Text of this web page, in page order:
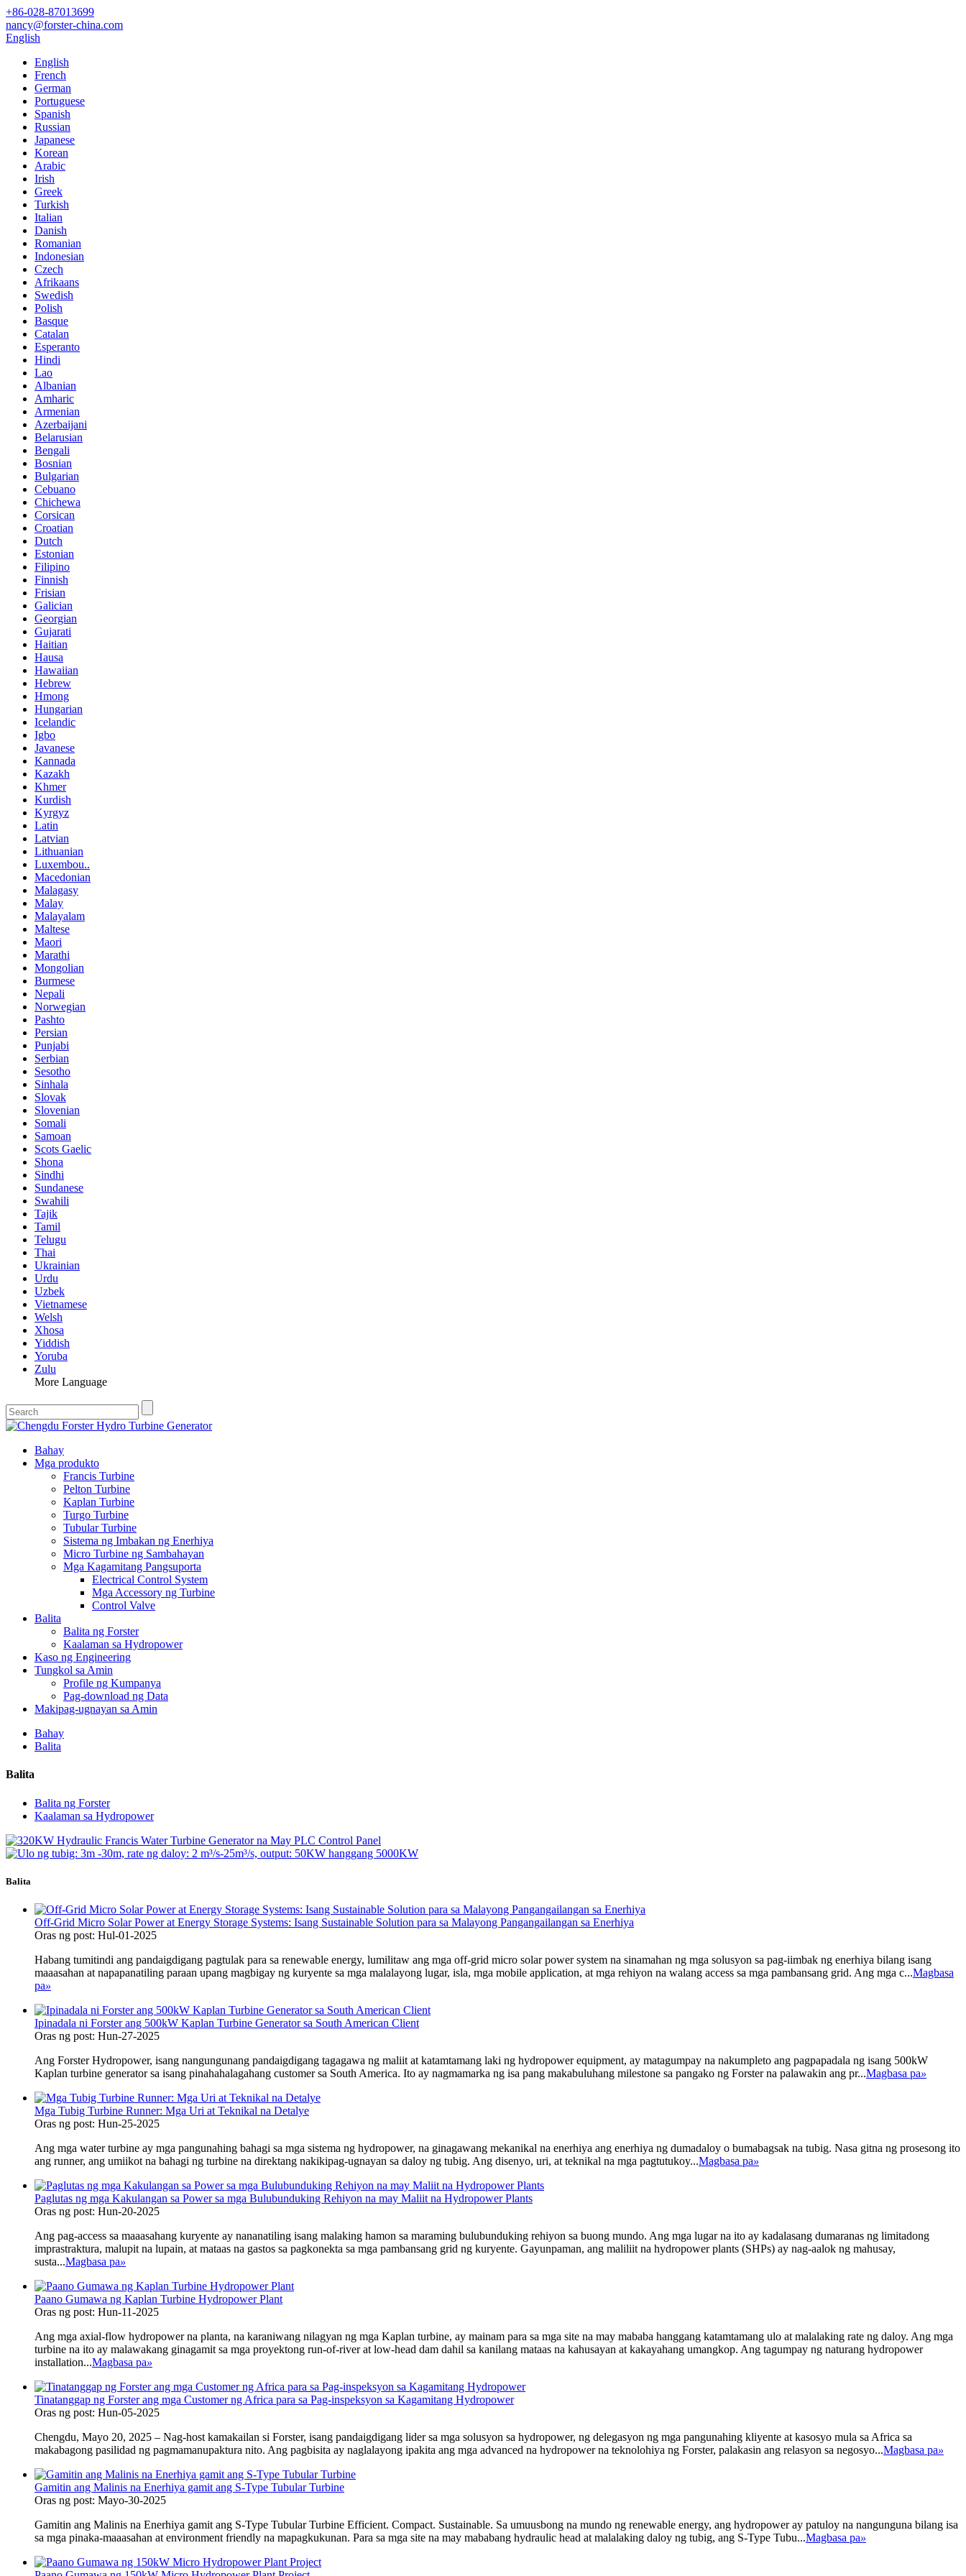
+86-028-87013699
nancy@forster-china.com
English
English
French
German
Portuguese
Spanish
Russian
Japanese
Korean
Arabic
Irish
Greek
Turkish
Italian
Danish
Romanian
Indonesian
Czech
Afrikaans
Swedish
Polish
Basque
Catalan
Esperanto
Hindi
Lao
Albanian
Amharic
Armenian
Azerbaijani
Belarusian
Bengali
Bosnian
Bulgarian
Cebuano
Chichewa
Corsican
Croatian
Dutch
Estonian
Filipino
Finnish
Frisian
Galician
Georgian
Gujarati
Haitian
Hausa
Hawaiian
Hebrew
Hmong
Hungarian
Icelandic
Igbo
Javanese
Kannada
Kazakh
Khmer
Kurdish
Kyrgyz
Latin
Latvian
Lithuanian
Luxembou..
Macedonian
Malagasy
Malay
Malayalam
Maltese
Maori
Marathi
Mongolian
Burmese
Nepali
Norwegian
Pashto
Persian
Punjabi
Serbian
Sesotho
Sinhala
Slovak
Slovenian
Somali
Samoan
Scots Gaelic
Shona
Sindhi
Sundanese
Swahili
Tajik
Tamil
Telugu
Thai
Ukrainian
Urdu
Uzbek
Vietnamese
Welsh
Xhosa
Yiddish
Yoruba
Zulu
More Language
Bahay
Mga produkto
Francis Turbine
Pelton Turbine
Kaplan Turbine
Turgo Turbine
Tubular Turbine
Sistema ng Imbakan ng Enerhiya
Micro Turbine ng Sambahayan
Mga Kagamitang Pangsuporta
Electrical Control System
Mga Accessory ng Turbine
Control Valve
Balita
Balita ng Forster
Kaalaman sa Hydropower
Kaso ng Engineering
Tungkol sa Amin
Profile ng Kumpanya
Pag-download ng Data
Makipag-ugnayan sa Amin
Bahay
Balita
Balita
Balita ng Forster
Kaalaman sa Hydropower
Balita
Off-Grid Micro Solar Power at Energy Storage Systems: Isang Sustainable Solution para sa Malayong Pangangailangan sa Enerhiya
Oras ng post: Hul-01-2025
Habang tumitindi ang pandaigdigang pagtulak para sa renewable energy, lumilitaw ang mga off-grid micro solar power system na sinamahan ng mga solusyon sa pag-iimbak ng enerhiya bilang isang
maaasahan at napapanatiling paraan upang magbigay ng kuryente sa mga malalayong lugar, isla, mga mobile application, at mga rehiyon na walang access sa mga pambansang grid. Ang mga c...Magbasa
pa»
Ipinadala ni Forster ang 500kW Kaplan Turbine Generator sa South American Client
Oras ng post: Hun-27-2025
Ang Forster Hydropower, isang nangungunang pandaigdigang tagagawa ng maliit at katamtamang laki ng hydropower equipment, ay matagumpay na nakumpleto ang pagpapadala ng isang 500kW
Kaplan turbine generator sa isang pinahahalagahang customer sa South America. Ito ay nagmamarka ng isa pang makabuluhang milestone sa pangako ng Forster na palawakin ang pr...Magbasa pa»
Mga Tubig Turbine Runner: Mga Uri at Teknikal na Detalye
Oras ng post: Hun-25-2025
Ang mga water turbine ay mga pangunahing bahagi sa mga sistema ng hydropower, na ginagawang mekanikal na enerhiya ang enerhiya ng dumadaloy o bumabagsak na tubig. Nasa gitna ng prosesong ito
ang runner, ang umiikot na bahagi ng turbine na direktang nakikipag-ugnayan sa daloy ng tubig. Ang disenyo, uri, at teknikal na mga pagtutukoy...Magbasa pa»
Paglutas ng mga Kakulangan sa Power sa mga Bulubunduking Rehiyon na may Maliit na Hydropower Plants
Oras ng post: Hun-20-2025
Ang pag-access sa maaasahang kuryente ay nananatiling isang malaking hamon sa maraming bulubunduking rehiyon sa buong mundo. Ang mga lugar na ito ay kadalasang dumaranas ng limitadong
imprastraktura, malupit na lupain, at mataas na gastos sa pagkonekta sa mga pambansang grid ng kuryente. Gayunpaman, ang maliliit na hydropower plants (SHPs) ay nag-aalok ng mahusay,
susta...Magbasa pa»
Paano Gumawa ng Kaplan Turbine Hydropower Plant
Oras ng post: Hun-11-2025
Ang mga axial-flow hydropower na planta, na karaniwang nilagyan ng mga Kaplan turbine, ay mainam para sa mga site na may mababa hanggang katamtamang ulo at malalaking rate ng daloy. Ang mga
turbine na ito ay malawakang ginagamit sa mga proyektong run-of-river at low-head dam dahil sa kanilang mataas na kahusayan at kakayahang umangkop. Ang tagumpay ng naturang hydropower
installation...Magbasa pa»
Tinatanggap ng Forster ang mga Customer ng Africa para sa Pag-inspeksyon sa Kagamitang Hydropower
Oras ng post: Hun-05-2025
Chengdu, Mayo 20, 2025 – Nag-host kamakailan si Forster, isang pandaigdigang lider sa mga solusyon sa hydropower, ng delegasyon ng mga pangunahing kliyente at kasosyo mula sa Africa sa
makabagong pasilidad ng pagmamanupaktura nito. Ang pagbisita ay naglalayong ipakita ang mga advanced na hydropower na teknolohiya ng Forster, palakasin ang relasyon sa negosyo...Magbasa pa»
Gamitin ang Malinis na Enerhiya gamit ang S-Type Tubular Turbine
Oras ng post: Mayo-30-2025
Gamitin ang Malinis na Enerhiya gamit ang S-Type Tubular Turbine Efficient. Compact. Sustainable. Sa umuusbong na mundo ng renewable energy, ang hydropower ay patuloy na nangunguna bilang isa
sa mga pinaka-maaasahan at environment friendly na mapagkukunan. Para sa mga site na may mababang hydraulic head at malalaking daloy ng tubig, ang S-Type Tubu...Magbasa pa»